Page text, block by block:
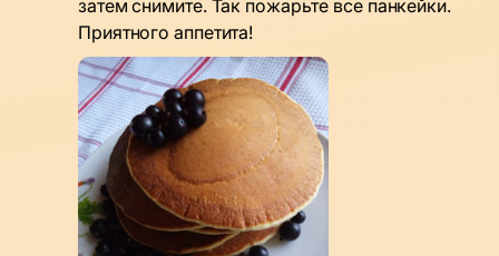
затем снимите. Так пожарьте все панкейки.
Приятного аппетита!